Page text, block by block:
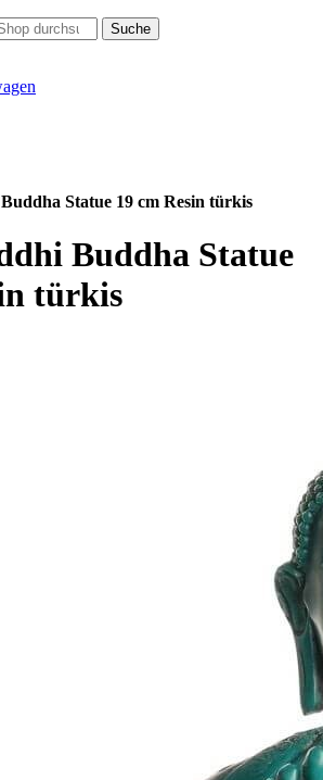
Suche
Statue 19 cm Resin türkis
Buddha Statue
türkis